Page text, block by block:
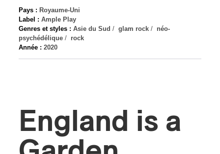
Pays : Royaume-Uni
Label : Ample Play
Genres et styles : Asie du Sud / glam rock / néo-
psychédélique / rock
Année : 2020
England is a